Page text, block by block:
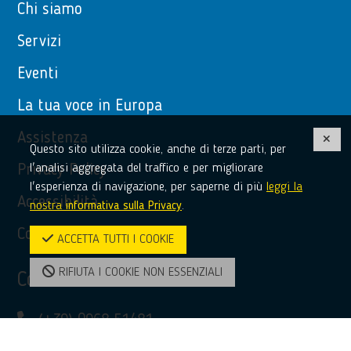
Chi siamo
Servizi
Eventi
La tua voce in Europa
Assistenza
Privacy Policy
Accessibilità
Contatti
Contatti
(+39) 0968 51481
Questo sito utilizza cookie, anche di terze parti, per
l'analisi aggregata del traffico e per migliorare
l'esperienza di navigazione, per saperne di più leggi la
nostrainformativa sulla Privacy.
ACCETTA TUTTI I COOKIE
RIFIUTA I COOKIE NON ESSENZIALI